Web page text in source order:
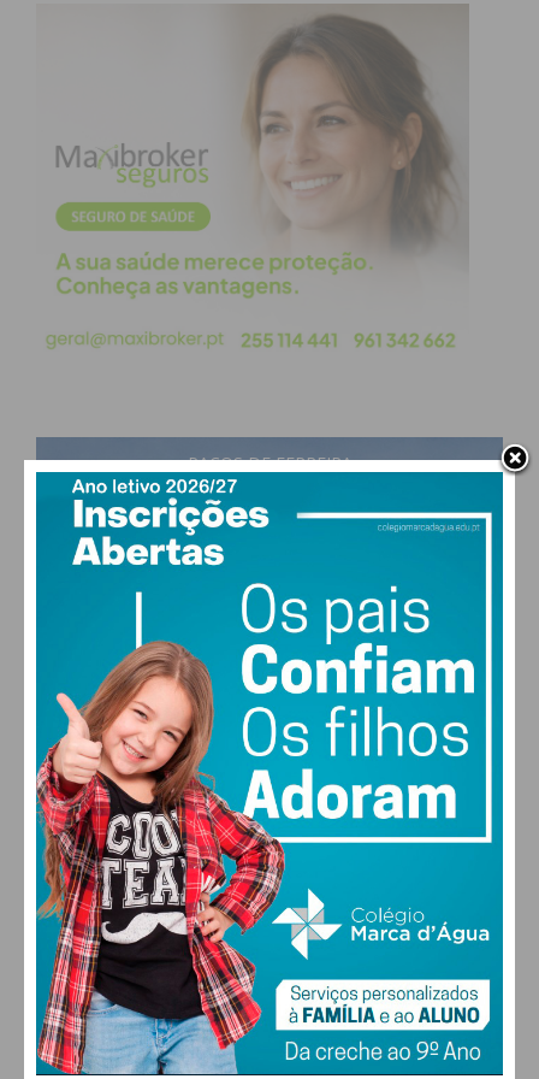
Subscreva a newsletter do
Imediato
Assine nossa newsletter por e-mail e
obtenha de forma regular a informação
Eu li e concordo com ostermos e
condições
PAÇOS DE FERREIRA
17°
few clouds
92% humidade
MAX 17 • MIN 17
26°
DOM
28
SEG
30
TER
31
QUA
FARMACIAS DE SERVIÇO EM PAÇOS DE
FERREIRA